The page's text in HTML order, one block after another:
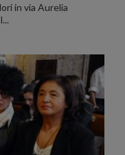
in via Aurelia